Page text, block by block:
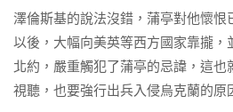
澤倫斯基的說法沒錯，蒲亭對他懷恨
以後，大幅向美英等西方國家靠攏，
北約，嚴重觸犯了蒲亭的忌諱，這也
視聽，也要強行出兵入侵烏克蘭的原